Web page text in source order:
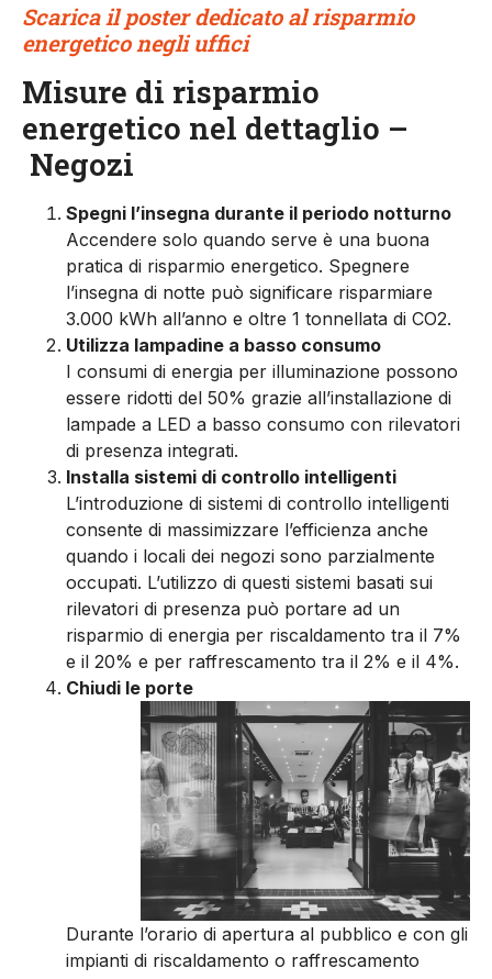
Scarica il poster dedicato al risparmio
energetico negli uffici
Misure di risparmio
energetico nel dettaglio –
Negozi
Spegni l’insegna durante il periodo notturno
Accendere solo quando serve è una buona
pratica di risparmio energetico. Spegnere
l’insegna di notte può significare risparmiare
3.000 kWh all’anno e oltre 1 tonnellata di CO2.
Utilizza lampadine a basso consumo
I consumi di energia per illuminazione possono
essere ridotti del 50% grazie all’installazione di
lampade a LED a basso consumo con rilevatori
di presenza integrati.
Installa sistemi di controllo intelligenti
L’introduzione di sistemi di controllo intelligenti
consente di massimizzare l’efficienza anche
quando i locali dei negozi sono parzialmente
occupati. L’utilizzo di questi sistemi basati sui
rilevatori di presenza può portare ad un
risparmio di energia per riscaldamento tra il 7%
e il 20% e per raffrescamento tra il 2% e il 4%.
Chiudi le porte
Durante l’orario di apertura al pubblico e con gli
impianti di riscaldamento o raffrescamento